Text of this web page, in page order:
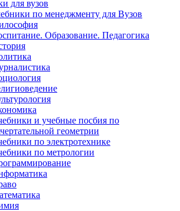
для вузов
по менеджменту для Вузов
Образование. Педагогика
и учебные посбия по
геометрии
по электротехнике
по метрологии